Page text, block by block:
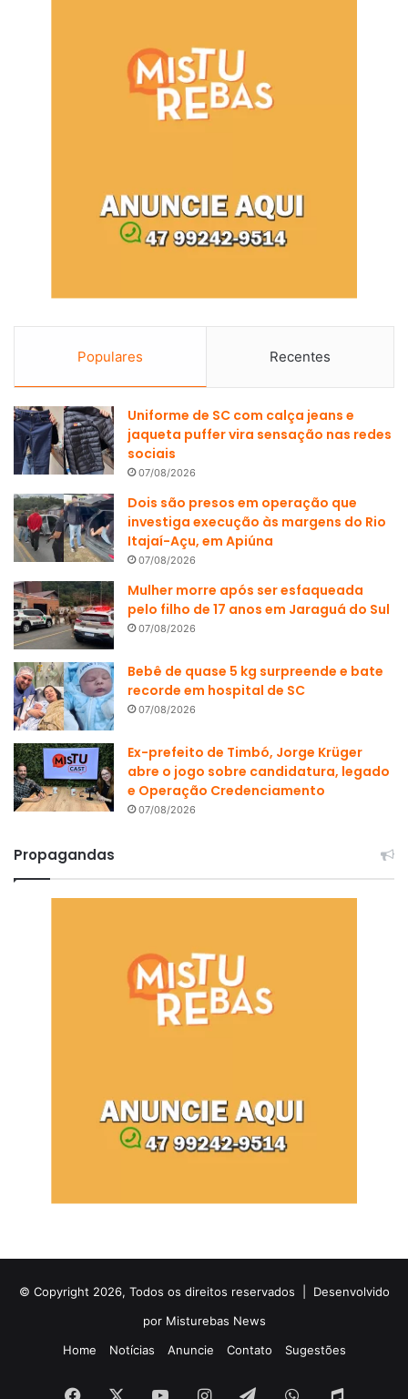
Populares Recentes
Uniforme de SC com calça jeans e
jaqueta puffer vira sensação nas redes
sociais
07/08/2026
Dois são presos em operação que
investiga execução às margens do Rio
Itajaí-Açu, em Apiúna
07/08/2026
Mulher morre após ser esfaqueada
pelo filho de 17 anos em Jaraguá do Sul
07/08/2026
Bebê de quase 5 kg surpreende e bate
recorde em hospital de SC
07/08/2026
Ex-prefeito de Timbó, Jorge Krüger
abre o jogo sobre candidatura, legado
e Operação Credenciamento
07/08/2026
Propagandas
© Copyright 2026, Todos os direitos reservados | Desenvolvido
por Misturebas News
Home
Notícias Anuncie Contato Sugestões
Facebook YouTubeInstagramTelegramWhatsApp